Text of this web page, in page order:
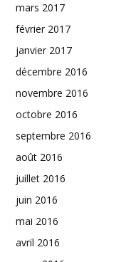
mars 2017
février 2017
janvier 2017
décembre 2016
novembre 2016
octobre 2016
septembre 2016
août 2016
juillet 2016
juin 2016
mai 2016
avril 2016